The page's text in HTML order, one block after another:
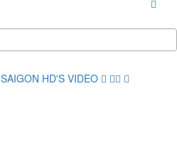
SAIGON HD'S VIDEO